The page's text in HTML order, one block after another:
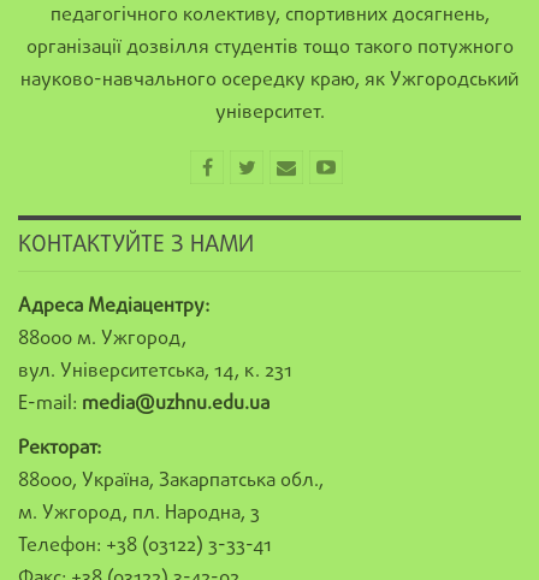
педагогічного колективу, спортивних досягнень,
організації дозвілля студентів тощо такого потужного
науково-навчального осередку краю, як Ужгородський
університет.
КОНТАКТУЙТЕ З НАМИ
Адреса Медіацентру:
88000 м. Ужгород,
вул. Університетська, 14, к. 231
E-mail: media@uzhnu.edu.ua
Ректорат:
88000, Україна, Закарпатська обл.,
м. Ужгород, пл. Народна, 3
Телефон: +38 (03122) 3-33-41